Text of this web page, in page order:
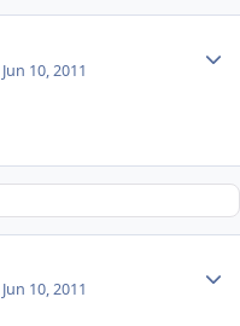
Jun 10, 2011
Jun 10, 2011